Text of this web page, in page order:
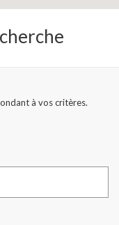
à vos critères.